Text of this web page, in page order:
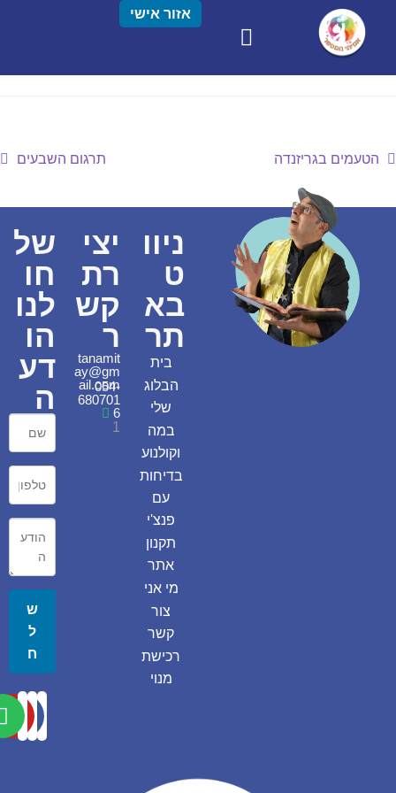
אזור אישי
הטעמים בגריזנדה תרגום השבעים
ניוו
ט
בא
תר
בית
הבלוג
שלי
במה
וקולנוע
בדיחות
עם
פנצ'י
תקנון
אתר
מי אני
צור
קשר
רכישת
מנוי
יצי
רת
קש
ר
tanamit
ay@gm
ail.com
054-
680701
6
1
של
חו
לנו
הו
דע
ה
ש
ל
ח